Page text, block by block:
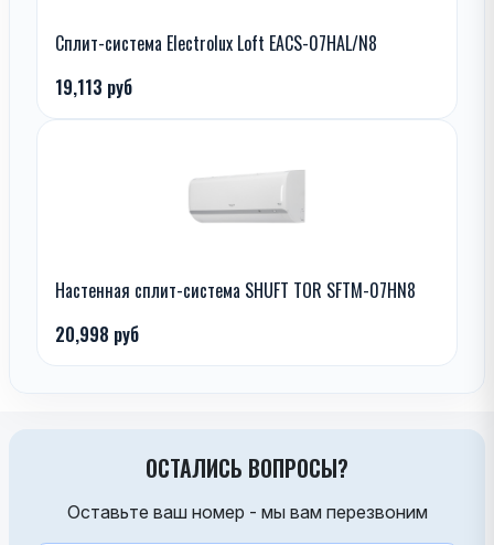
Сплит-система Electrolux Loft EACS-07HAL/N8
19,113 руб
Настенная сплит-система SHUFT TOR SFTM-07HN8
20,998 руб
ОСТАЛИСЬ ВОПРОСЫ?
Оставьте ваш номер - мы вам перезвоним